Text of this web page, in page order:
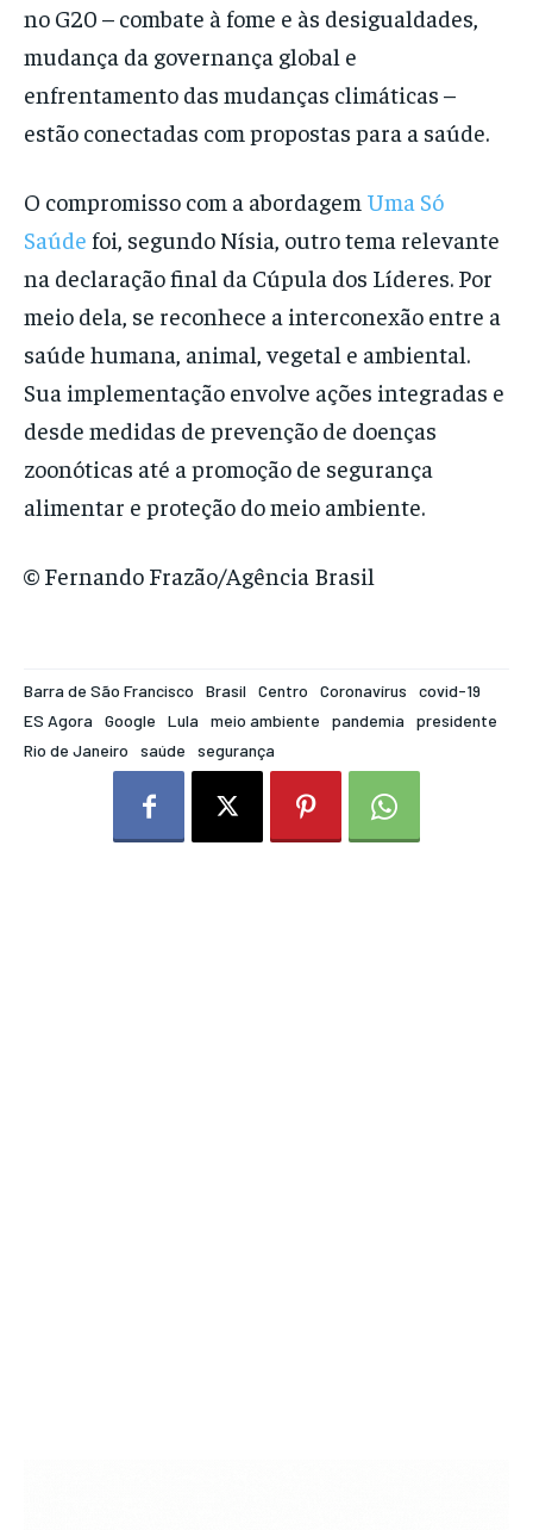
no G20 – combate à fome e às desigualdades,
mudança da governança global e
enfrentamento das mudanças climáticas –
estão conectadas com propostas para a saúde.
O compromisso com a abordagem Uma Só
Saúde foi, segundo Nísia, outro tema relevante
na declaração final da Cúpula dos Líderes. Por
meio dela, se reconhece a interconexão entre a
saúde humana, animal, vegetal e ambiental.
Sua implementação envolve ações integradas e
desde medidas de prevenção de doenças
zoonóticas até a promoção de segurança
alimentar e proteção do meio ambiente.
© Fernando Frazão/Agência Brasil
Barra de São Francisco Brasil Centro Coronavírus
covid-19
ES Agora
Google Lula meio ambiente pandemia
presidente
Rio de Janeiro
saúde segurança